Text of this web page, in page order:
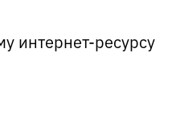
интернет-ресурсу